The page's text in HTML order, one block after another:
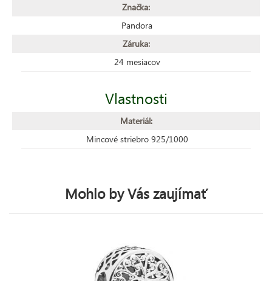
Značka:
Pandora
Záruka:
24 mesiacov
Vlastnosti
Materiál:
Mincové striebro 925/1000
Mohlo by Vás zaujímať